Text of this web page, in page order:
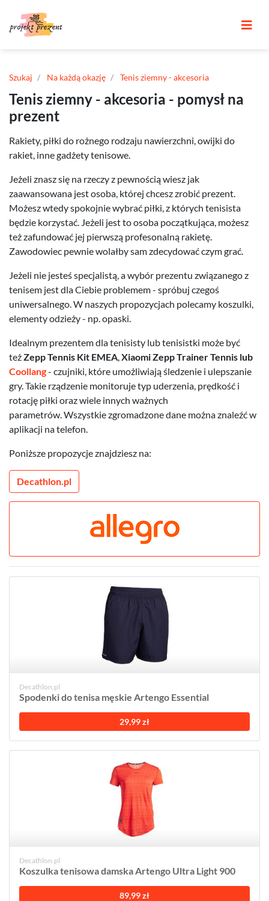
Szukaj Na każdą okazję Tenis ziemny - akcesoria
Tenis ziemny - akcesoria - pomysł na
prezent
Rakiety, piłki do rożnego rodzaju nawierzchni, owijki do
rakiet, inne gadżety tenisowe.
Jeżeli znasz się na rzeczy z pewnością wiesz jak
zaawansowana jest osoba, której chcesz zrobić prezent.
Możesz wtedy spokojnie wybrać piłki, z których tenisista
będzie korzystać. Jeżeli jest to osoba początkująca, możesz
też zafundować jej pierwszą profesonalną rakietę.
Zawodowiec pewnie wolałby sam zdecydować czym grać.
Jeżeli nie jesteś specjalistą, a wybór prezentu związanego z
tenisem jest dla Ciebie problemem - spróbuj czegoś
uniwersalnego. W naszych propozycjach polecamy koszulki,
elementy odzieży - np. opaski.
Idealnym prezentem dla tenisisty lub tenisistki może być
teżZepp Tennis Kit EMEA,Xiaomi Zepp Trainer Tennis lub
Coollang- czujniki, które umożliwiają śledzenie i ulepszanie
gry. Takie rządzenie monitoruje typ uderzenia, prędkość i
rotację piłki oraz wiele innych ważnych
parametrów. Wszystkie zgromadzone dane można znaleźć w
aplikacji na telefon.
Poniższe propozycje znajdziesz na:
Decathlon.pl
Decathlon.pl
Spodenki do tenisa męskie Artengo Essential
29,99 zł
Decathlon.pl
Koszulka tenisowa damska Artengo Ultra Light 900
89,99 zł